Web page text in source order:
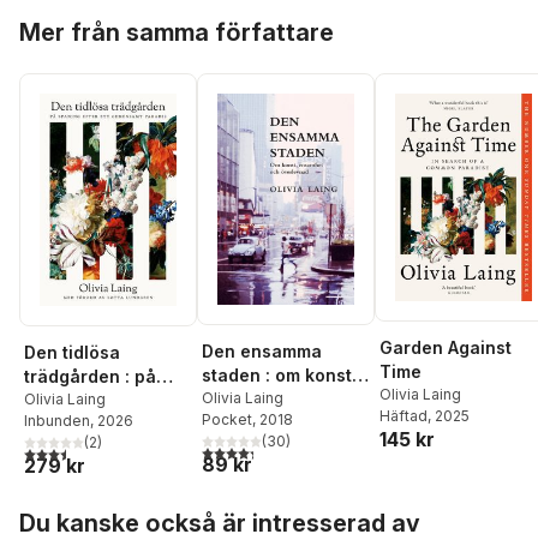
Mer från samma författare
Den tidlösa
trädgården : på
spaning efter ett
gemensamt paradis
Olivia Laing
Inbunden, 2026
3,5utav 5 stjärnor. Totalt antal röster:
(2)
279 kr
Den ensamma
staden : om konst,
ensamhet och
överlevnad
Olivia Laing
Pocket, 2018
4,3utav 5 stjärnor. Totalt antal röster:
(30)
89 kr
Garden Against
Time
Olivia Laing
Häftad, 2025
145 kr
Du kanske också är intresserad av